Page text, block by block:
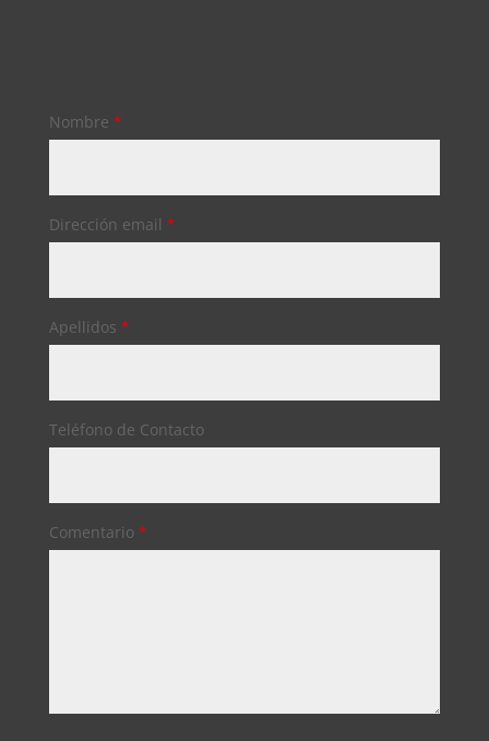
Nombre *
Dirección email *
Apellidos *
Teléfono de Contacto
Comentario *